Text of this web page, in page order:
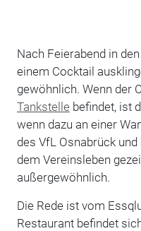
Nach Feierabend in
einem Cocktail
gewöhnlich. Wenn der
Tankstelle befindet, ist
wenn dazu an einer
des VfL Osnabrück
dem Vereinsleben
außergewöhnlich.
Die Rede ist vom
Restaurant befindet